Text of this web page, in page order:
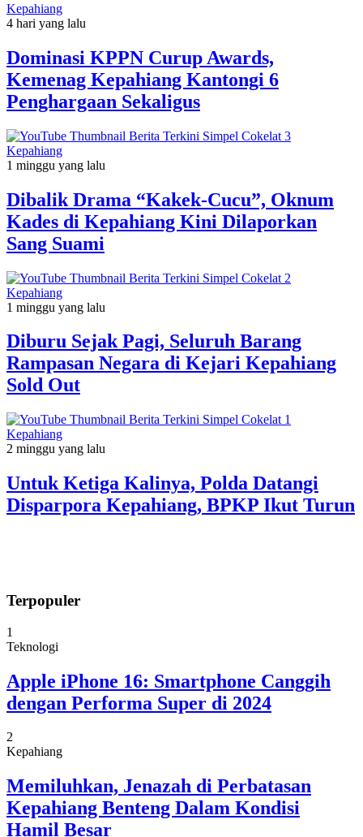
Kepahiang
4 hari yang lalu
Dominasi KPPN Curup Awards,
Kemenag Kepahiang Kantongi 6
Penghargaan Sekaligus
Kepahiang
1 minggu yang lalu
Dibalik Drama “Kakek-Cucu”, Oknum
Kades di Kepahiang Kini Dilaporkan
Sang Suami
Kepahiang
1 minggu yang lalu
Diburu Sejak Pagi, Seluruh Barang
Rampasan Negara di Kejari Kepahiang
Sold Out
Kepahiang
2 minggu yang lalu
Untuk Ketiga Kalinya, Polda Datangi
Disparpora Kepahiang, BPKP Ikut Turun
Terpopuler
1
Teknologi
Apple iPhone 16: Smartphone Canggih
dengan Performa Super di 2024
2
Kepahiang
Memiluhkan, Jenazah di Perbatasan
Kepahiang Benteng Dalam Kondisi
Hamil Besar